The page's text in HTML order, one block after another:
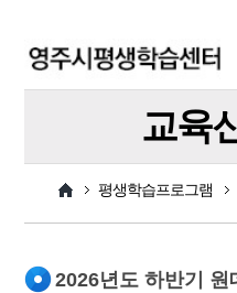
교육
평생학습프로그램
2026년도 하반기 원